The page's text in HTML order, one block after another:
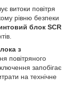
витоки повітря
рівню безпеки
блок SCR
з
повітряного
запобігає
на технічне